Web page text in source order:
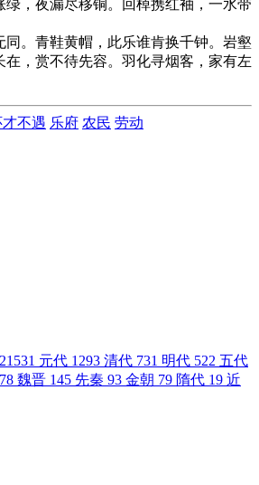
绿，夜漏尽移铜。回棹携红袖，一水带
同。青鞋黄帽，此乐谁肯换千钟。岩壑
在，赏不待先容。羽化寻烟客，家有左
不遇 乐府 农民 劳动
21531 元代 1293 清代 731 明代 522 五代
魏晋 145 先秦 93 金朝 79 隋代 19 近